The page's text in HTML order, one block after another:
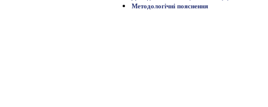
Методологічні пояснення